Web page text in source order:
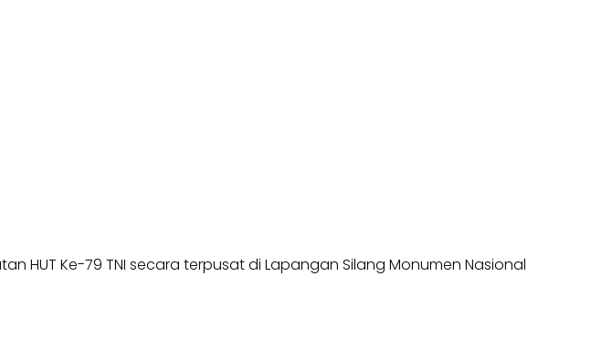
HUT Ke-79 TNI secara terpusat di Lapangan Silang Monumen Nasional